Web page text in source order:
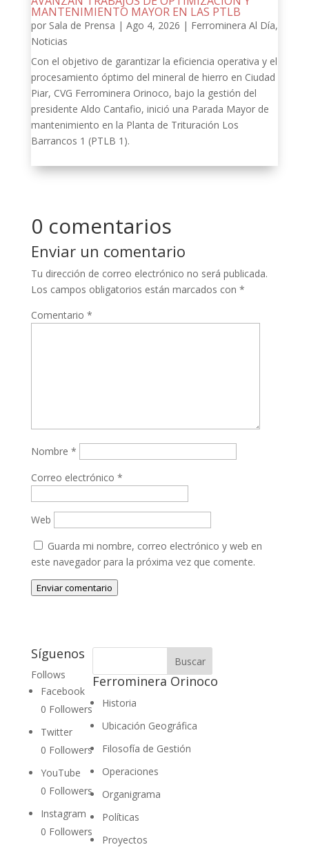
MANTENIMIENTO MAYOR EN LAS PTLB
por Sala de Prensa | Ago 4, 2026 | Ferrominera Al Día,
Noticias
Con el objetivo de garantizar la eficiencia operativa y el
procesamiento óptimo del mineral de hierro en Ciudad
Piar, CVG Ferrominera Orinoco, bajo la gestión del
presidente Aldo Cantafio, inició una Parada Mayor de
mantenimiento en la Planta de Trituración Los
Barrancos 1 (PTLB 1).
0 comentarios
Enviar un comentario
Tu dirección de correo electrónico no será publicada.
Los campos obligatorios están marcados con *
Comentario *
Nombre *
Correo electrónico *
Web
Guarda mi nombre, correo electrónico y web en
este navegador para la próxima vez que comente.
Enviar comentario
Síguenos
Follows
Facebook
0 Followers
Twitter
0 Followers
YouTube
0 Followers
Instagram
0 Followers
Ferrominera Orinoco
Historia
Ubicación Geográfica
Filosofía de Gestión
Operaciones
Organigrama
Políticas
Proyectos